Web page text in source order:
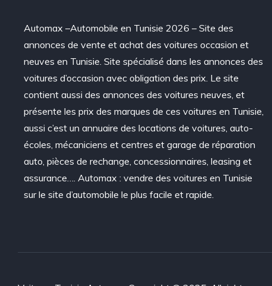
Automax –Automobile en Tunisie 2026 – Site des
annonces de vente et achat des voitures occasion et
neuves en Tunisie. Site spécialisé dans les annonces des
voitures d’occasion avec obligation des prix. Le site
contient aussi des annonces des voitures neuves, et
présente les prix des marques de ces voitures en Tunisie,
aussi c’est un annuaire des locations de voitures, auto-
écoles, mécaniciens et centres et garage de réparation
auto, pièces de rechange, concessionnaires, leasing et
assurance…. Automax : vendre des voitures en Tunisie
sur le site d’automobile le plus facile et rapide.